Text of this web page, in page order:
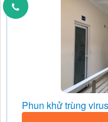
Phun khử trùng